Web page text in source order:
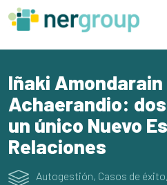
Skip
to
Iñaki Amondarain
Achaerandio:
un único Nuevo
Relaciones
Autogestión, Casos de éxito,